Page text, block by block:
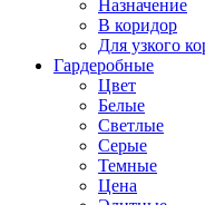
Назначение
В коридор
Для узкого
Гардеробные
Цвет
Белые
Светлые
Серые
Темные
Цена